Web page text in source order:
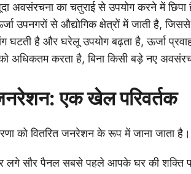
अवसंरचना का चतुराई से उपयोग करने में
उपनगरों से औद्योगिक क्षेत्रों में जाती है,
घटती है और घरेलू उपयोग बढ़ता है, ऊर्जा
को अधिकतम करता है, बिना किसी बड़े नए
एक खेल परिवर्तक
को वितरित जनरेशन के रूप में जाना जाता
सौर पैनल सबसे पहले आपके घर की शक्ति